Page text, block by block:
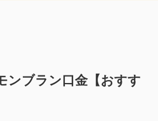
ンブラン口金【おすす